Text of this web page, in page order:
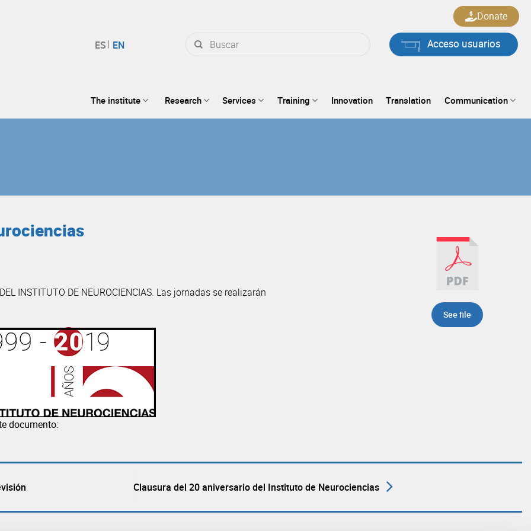
for:
Acceso usuarios
Donate
The institute Research Services Training Innovation Translation Communication
INSTITUTO DE NEUROCIENCIAS. Las jornadas se realizarán
documento:
See file
Clausura del 20 aniversario del Instituto de Neurociencias